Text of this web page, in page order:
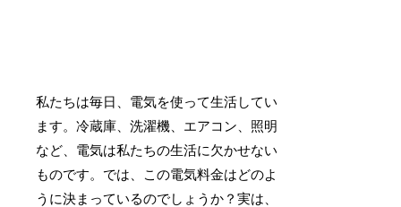
私たちは毎日、電気を使って生活してい
ます。冷蔵庫、洗濯機、エアコン、照明
など、電気は私たちの生活に欠かせない
ものです。では、この電気料金はどのよ
うに決まっているのでしょうか？実は、